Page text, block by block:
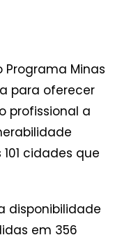
Programa Minas
para oferecer
profissional a
cidades que
disponibilidade
em 356